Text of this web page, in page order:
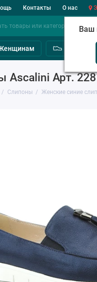
Контакты О нас
Ваш
Ascalini Арт.
Слипоны Женские синие